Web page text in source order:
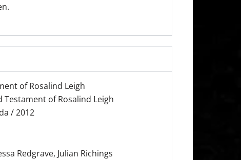
of Rosalind Leigh
Testament of Rosalind Leigh
/ 2012
Redgrave, Julian Richings